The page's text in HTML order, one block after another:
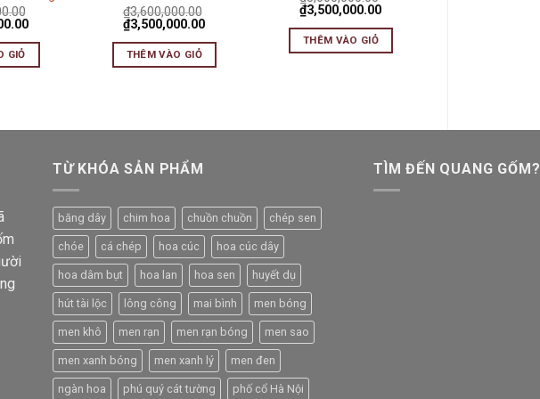
GIỎ
₫3,600,000.00
₫3,500,000.00
THÊM VÀO GIỎ
₫3,500,000.00
THÊM VÀO GIỎ
TỪ KHÓA SẢN PHẨM
băng dây chim hoa chuồn chuồn chép sen
chóe cá chép hoa cúc hoa cúc dây
hoa dâm bụt hoa lan hoa sen huyết dụ
hút tài lộc lông công mai bình men bóng
men khô men rạn men rạn bóng men sao
men xanh bóng men xanh lý men đen
ngàn hoa phú quý cát tường phố cổ Hà Nội
TÌM ĐẾN QUANG GỐM?